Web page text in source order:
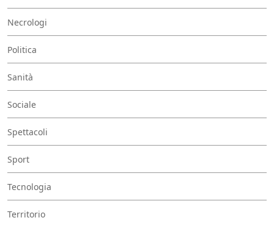
Necrologi
Politica
Sanità
Sociale
Spettacoli
Sport
Tecnologia
Territorio